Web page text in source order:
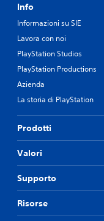
Info
Informazioni su SIE
Lavora con noi
PlayStation Studios
PlayStation Productions
Azienda
La storia di PlayStation
Prodotti
Valori
Supporto
Risorse